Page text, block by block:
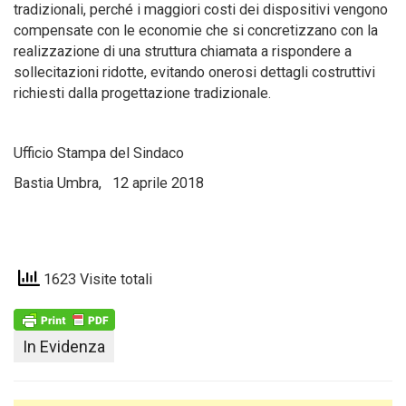
tradizionali, perché i maggiori costi dei dispositivi vengono
compensate con le economie che si concretizzano con la
realizzazione di una struttura chiamata a rispondere a
sollecitazioni ridotte, evitando onerosi dettagli costruttivi
richiesti dalla progettazione tradizionale.
Ufficio Stampa del Sindaco
Bastia Umbra, 12 aprile 2018
1623 Visite totali
In Evidenza